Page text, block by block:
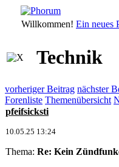
Willkommen! Ein neues
Technik
vorheriger Beitrag nächster
Forenliste Themenübersicht
pfeifsicksti
10.05.25 13:24
Thema: Re: Kein